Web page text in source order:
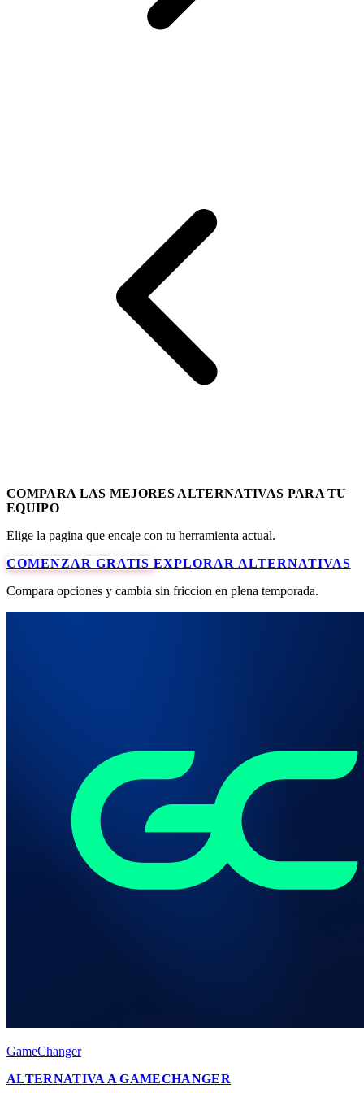
COMPARA LAS MEJORES ALTERNATIVAS PARA TU
EQUIPO
Elige la pagina que encaje con tu herramienta actual.
COMENZAR GRATISEXPLORAR ALTERNATIVAS
Compara opciones y cambia sin friccion en plena temporada.
GameChanger
ALTERNATIVA A GAMECHANGER